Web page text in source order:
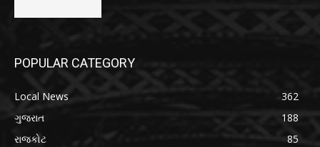
POPULAR CATEGORY
Local News
362
ગુજરાત
188
રાજકોટ
85